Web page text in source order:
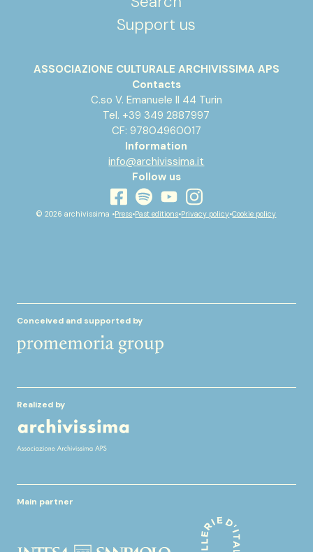
Testo descrittivo di Catherine Previti Allaire
Historical Archives of the European Union
Support us
ASSOCIAZIONE CULTURALE ARCHIVISSIMA APS
Contacts
C.so V. Emanuele II 44 Turin
Tel. +39 349 2887997
CF: 97804960017
Information
info@archivissima.it
Follow us
facebook
spotifyyoutubeinstagram
© 2026 archivissima •Press•Past editions•Privacy policy•Cookie policy
Conceived and supported by
Realized by
Main partner